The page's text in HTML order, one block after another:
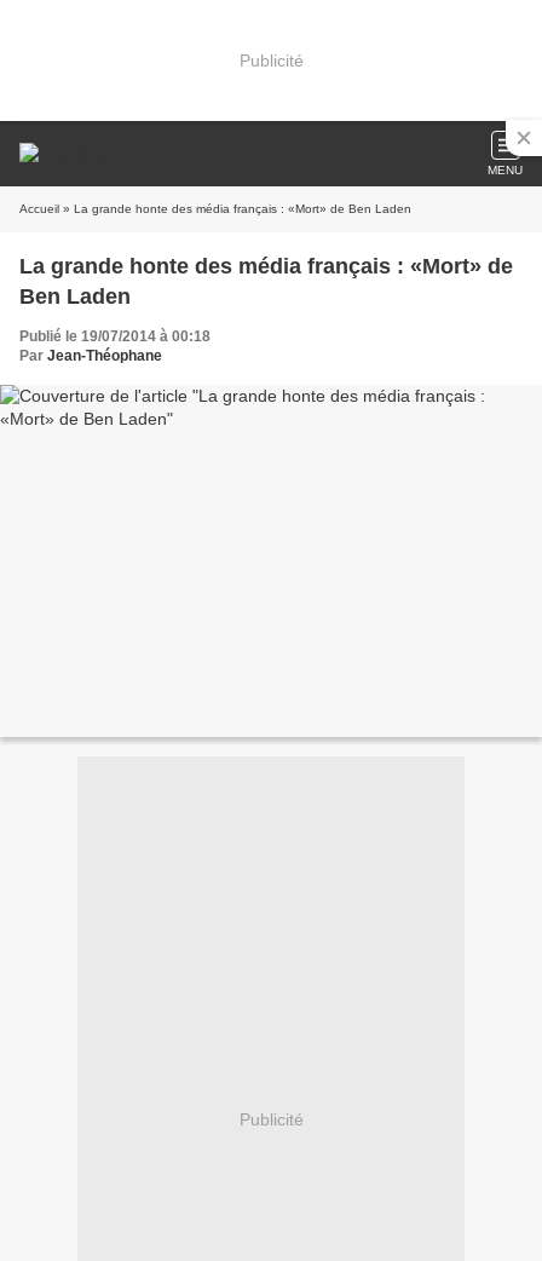
Publicité
MENU
Accueil » La grande honte des média français : «Mort» de Ben Laden
La grande honte des média français : «Mort» de
Ben Laden
Publié le 19/07/2014 à 00:18
Par Jean-Théophane
Publicité